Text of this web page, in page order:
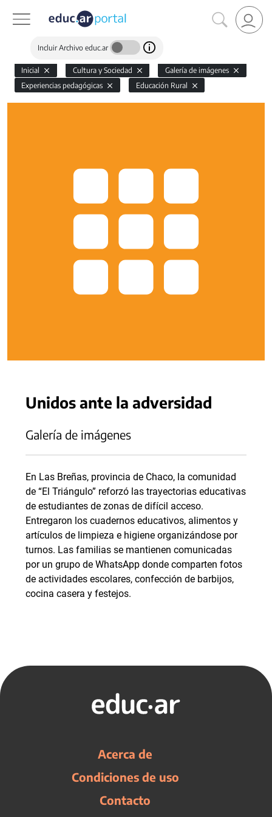
Incluir Archivo educ.ar
Inicial Cultura y Sociedad
Galería de imágenes
Experiencias pedagógicas
Educación Rural
Unidos ante la adversidad
Galería de imágenes
En Las Breñas, provincia de Chaco, la comunidad
de “El Triángulo” reforzó las trayectorias educativas
de estudiantes de zonas de difícil acceso.
Entregaron los cuadernos educativos, alimentos y
artículos de limpieza e higiene organizándose por
turnos. Las familias se mantienen comunicadas
por un grupo de WhatsApp donde comparten fotos
de actividades escolares, confección de barbijos,
cocina casera y festejos.
Acerca de
Condiciones de uso
Contacto